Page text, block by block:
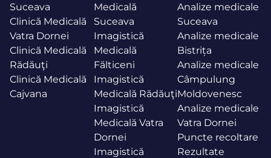
Suceava
Clinică Medicală
Vatra Dornei
Clinică Medicală
Rădăuţi
Clinică Medicală
Cajvana
Medicală
Suceava
Imagistică
Medicală
Fălticeni
Imagistică
Medicală Rădăuţi
Imagistică
Medicală Vatra
Dornei
Imagistică
Analize medicale
Suceava
Analize medicale
Bistrița
Analize medicale
Câmpulung
Moldovenesc
Analize medicale
Vatra Dornei
Puncte recoltare
Rezultate